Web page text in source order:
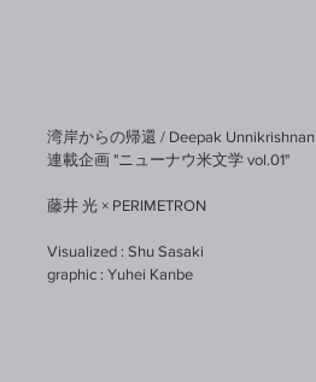
湾岸からの帰還 / Deepak Unnikrishnan
連載企画 "ニューナウ米文学 vol.01"
藤井 光 × PERIMETRON
Visualized : Shu Sasaki
graphic : Yuhei Kanbe